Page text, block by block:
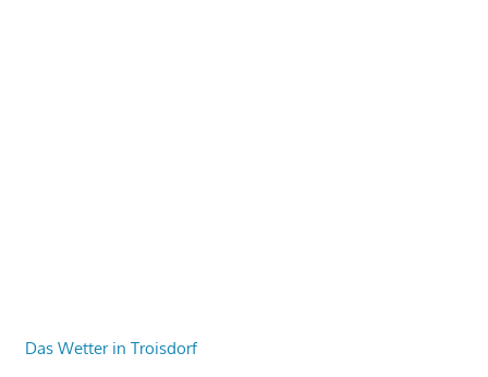
Das Wetter in Troisdorf